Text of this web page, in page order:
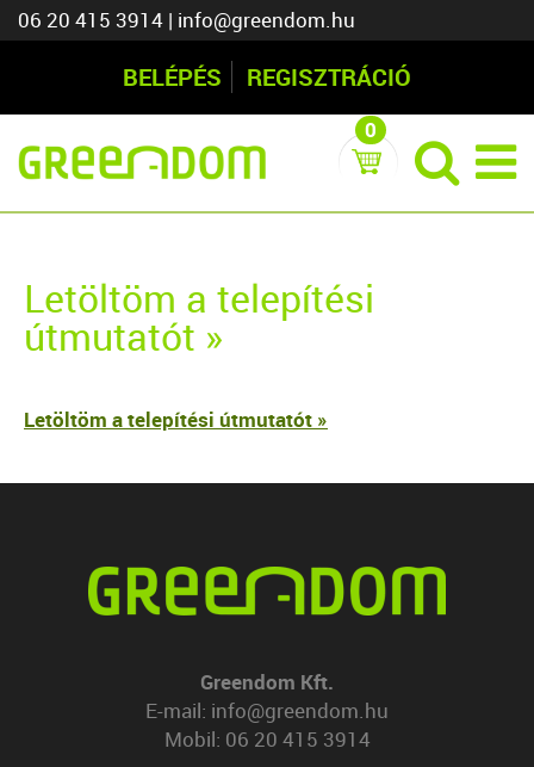
06 20 415 3914 | info@greendom.hu
BELÉPÉS REGISZTRÁCIÓ
0
Letöltöm a telepítési
útmutatót »
Letöltöm a telepítési útmutatót »
Greendom Kft.
E-mail: info@greendom.hu
Mobil: 06 20 415 3914